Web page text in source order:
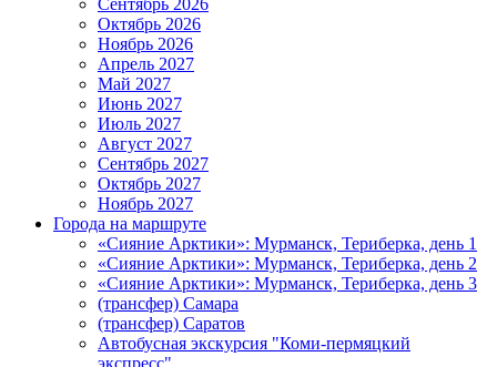
Сентябрь 2026
Октябрь 2026
Ноябрь 2026
Апрель 2027
Май 2027
Июнь 2027
Июль 2027
Август 2027
Сентябрь 2027
Октябрь 2027
Ноябрь 2027
Города на маршруте
«Сияние Арктики»: Мурманск, Териберка, день 1
«Сияние Арктики»: Мурманск, Териберка, день 2
«Сияние Арктики»: Мурманск, Териберка, день 3
(трансфер) Самара
(трансфер) Саратов
Автобусная экскурсия "Коми-пермяцкий
экспресс"